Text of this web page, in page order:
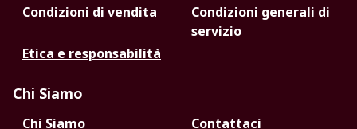
Condizioni di vendita
Condizioni generali di
servizio
Etica e responsabilità
Chi Siamo
Chi Siamo Contattaci